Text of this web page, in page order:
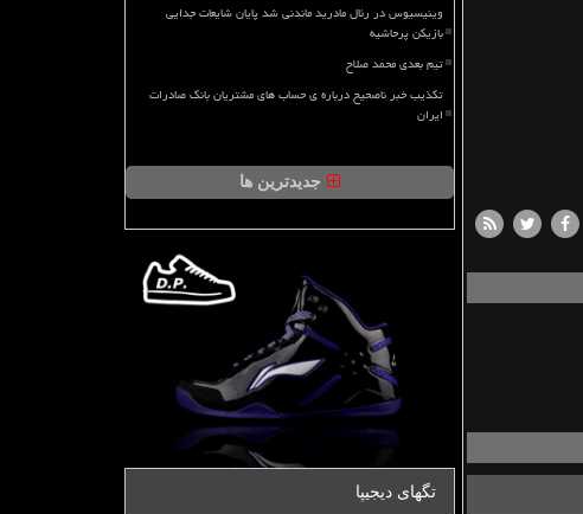
وینیسیوس در رئال مادرید ماندنی شد پایان شایعات جدایی
بازیکن پرحاشیه
تیم بعدی محمد صلاح
تکذیب خبر ناصحیح درباره ی حساب های مشتریان بانک صادرات
ایران
جدیدترین ها
تگهای دیجیپا